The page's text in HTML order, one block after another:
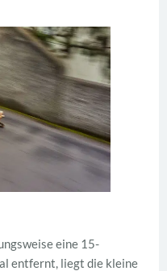
eine 15-
entfernt, liegt die kleine